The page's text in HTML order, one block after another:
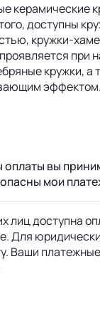
керамические
доступны
кружки-
при
кружки, а
эффектом.
оплаты вы
мои
лиц доступна
Для
Ваши